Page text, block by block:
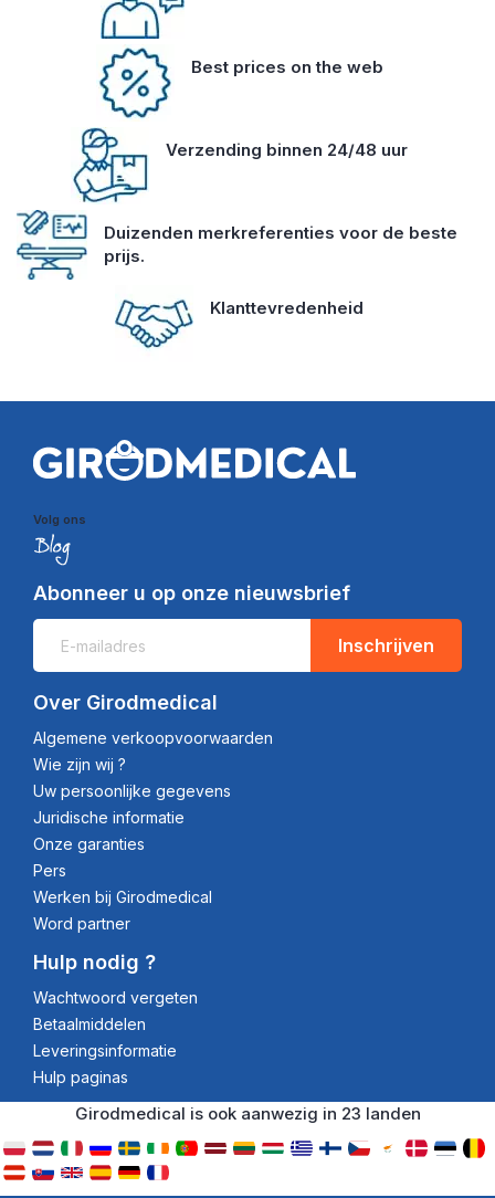
Best prices on the web
Verzending binnen 24/48 uur
Duizenden merkreferenties voor de beste
prijs.
Klanttevredenheid
Volg ons
Abonneer u op onze nieuwsbrief
Inschrijven
Over Girodmedical
Algemene verkoopvoorwaarden
Wie zijn wij ?
Uw persoonlijke gegevens
Juridische informatie
Onze garanties
Pers
Werken bij Girodmedical
Word partner
Hulp nodig ?
Wachtwoord vergeten
Betaalmiddelen
Leveringsinformatie
Hulp paginas
Girodmedical is ook aanwezig in 23 landen